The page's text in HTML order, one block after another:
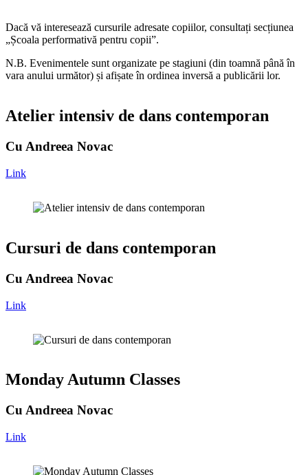
Dacă vă interesează cursurile adresate copiilor, consultați secțiunea
„Școala performativă pentru copii”.
N.B. Evenimentele sunt organizate pe stagiuni (din toamnă până în
vara anului următor) și afișate în ordinea inversă a publicării lor.
Atelier intensiv de dans contemporan
Cu Andreea Novac
Link
Cursuri de dans contemporan
Cu Andreea Novac
Link
Monday Autumn Classes
Cu Andreea Novac
Link